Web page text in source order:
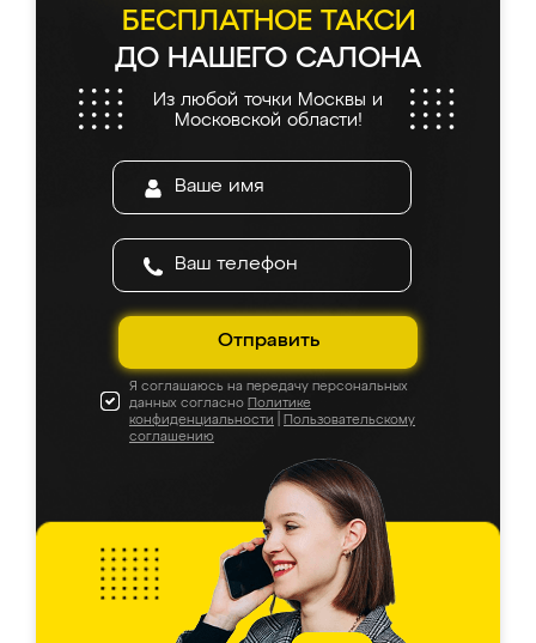
БЕСПЛАТНОЕ ТАКСИ
ДО НАШЕГО САЛОНА
Из любой точки Москвы и
Московской области!
Отправить
Я соглашаюсь на передачу персональных
данных согласно Политике
конфиденциальности
Пользовательскому
соглашению